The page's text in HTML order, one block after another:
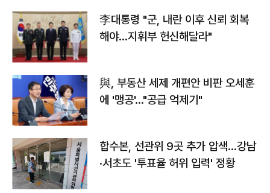
李대통령 "군, 내란 이후 신뢰 회복
해야…지휘부 헌신해달라"
與, 부동산 세제 개편안 비판 오세훈
에 '맹공'…"공급 억제기"
합수본, 선관위 9곳 추가 압색…강남
·서초도 '투표율 허위 입력' 정황